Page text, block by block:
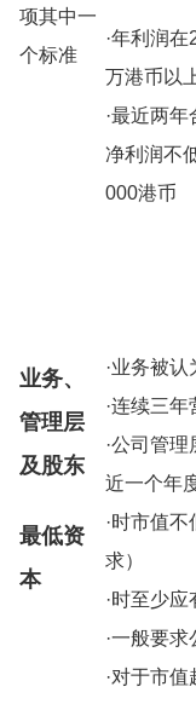
项其中一
个标准
·年利润在
万港币以
·最近两年
净利润不
000港币
业务、
管理层
及股东
·业务被认
·连续三
·公司管
近一个年
最低资
本
·时市值
求）
·时至少
·一般要
·对于市